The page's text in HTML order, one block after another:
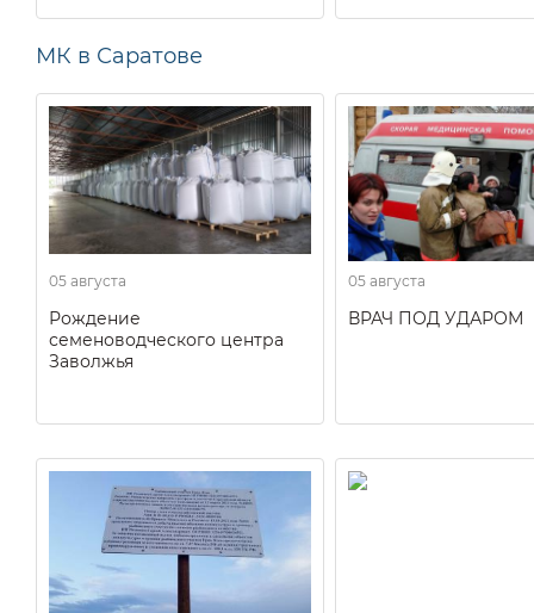
МК в Саратове
05 августа
Рождение
семеноводческого центра
Заволжья
05 августа
ВРАЧ ПОД УДАРОМ